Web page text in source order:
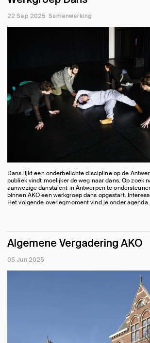
22 Sep 2025 Samenwerking
Dans lijkt een onderbelichte discipline op de
publiek vindt moelijker de weg naar dans. Op zoek
aanwezige danstalent in Antwerpen te
binnen AKO een werkgroep dans opgestart.
Het volgende overlegmoment vind je onder agenda.
Algemene Vergadering AKO
05 Jun 2025